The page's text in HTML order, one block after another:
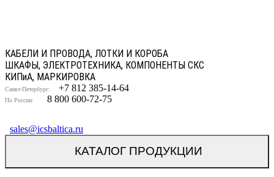
КАБЕЛИ И ПРОВОДА, ЛОТКИ И КОРОБА
ШКАФЫ, ЭЛЕКТРОТЕХНИКА, КОМПОНЕНТЫ СКС
КИПиА, МАРКИРОВКА
Санкт-Петербург: +7 812 385-14-64
По России: 8 800 600-72-75
sales@icsbaltica.ru
КАТАЛОГ ПРОДУКЦИИ